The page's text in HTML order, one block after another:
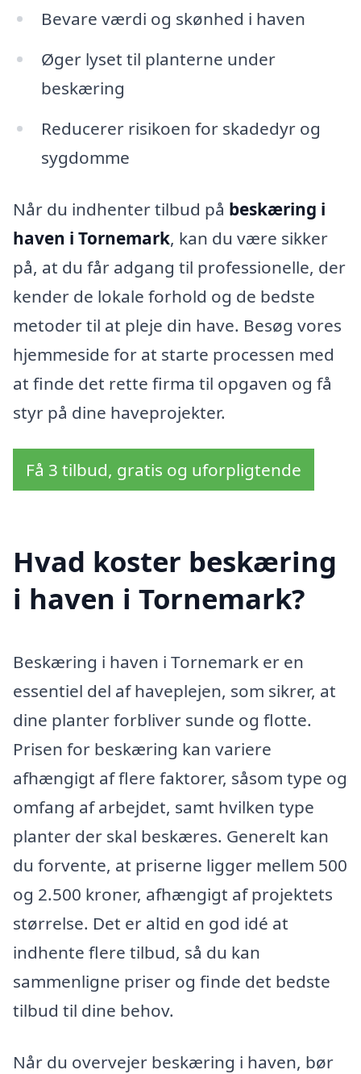
Bevare værdi og skønhed i haven
Øger lyset til planterne under
beskæring
Reducerer risikoen for skadedyr og
sygdomme
Når du indhenter tilbud på beskæring i
haven i Tornemark, kan du være sikker
på, at du får adgang til professionelle, der
kender de lokale forhold og de bedste
metoder til at pleje din have. Besøg vores
hjemmeside for at starte processen med
at finde det rette firma til opgaven og få
styr på dine haveprojekter.
Få 3 tilbud, gratis og uforpligtende
Hvad koster beskæring
i haven i Tornemark?
Beskæring i haven i Tornemark er en
essentiel del af haveplejen, som sikrer, at
dine planter forbliver sunde og flotte.
Prisen for beskæring kan variere
afhængigt af flere faktorer, såsom type og
omfang af arbejdet, samt hvilken type
planter der skal beskæres. Generelt kan
du forvente, at priserne ligger mellem 500
og 2.500 kroner, afhængigt af projektets
størrelse. Det er altid en god idé at
indhente flere tilbud, så du kan
sammenligne priser og finde det bedste
tilbud til dine behov.
Når du overvejer beskæring i haven, bør